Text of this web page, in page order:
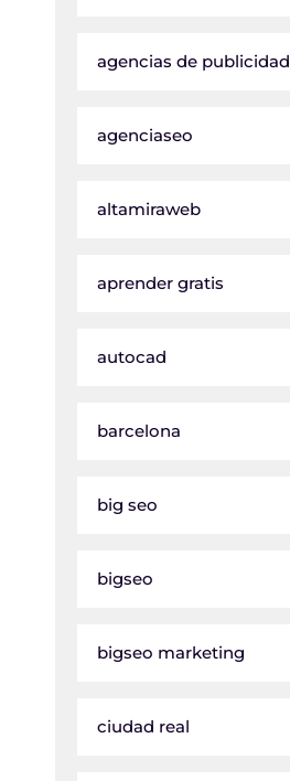
agencias de publicidad
agenciaseo
altamiraweb
aprender gratis
autocad
barcelona
big seo
bigseo
bigseo marketing
ciudad real